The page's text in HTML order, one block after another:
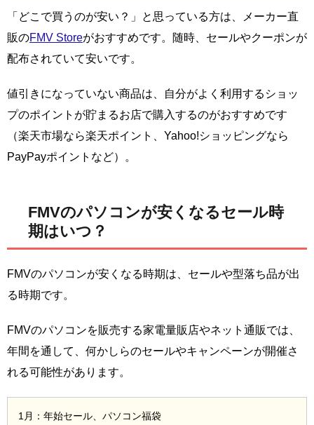
「どこで買うのが安い？」と思っている方は、メーカー直
販のFMV Storeがおすすめです。随時、セールやクーポンが
配布されていて安いです。
値引きになっていない商品は、自分がよく利用するショッ
プのポイントが貯まるお店で購入するのがおすすめです
（楽天市場なら楽天ポイント、Yahoo!ショッピングなら
PayPayポイントなど）。
FMVのパソコンが安くなるセール時
期はいつ？
FMVのパソコンが安くなる時期は、セールや型落ち品が出
る時期です。
FMVのパソコンを販売する家電量販店やネット通販では、
年間を通して、何かしらのセールやキャンペーンが開催さ
れる可能性があります。
1月：年始セール、パソコン福袋